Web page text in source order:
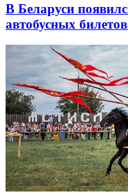
В Беларуси
автобусных